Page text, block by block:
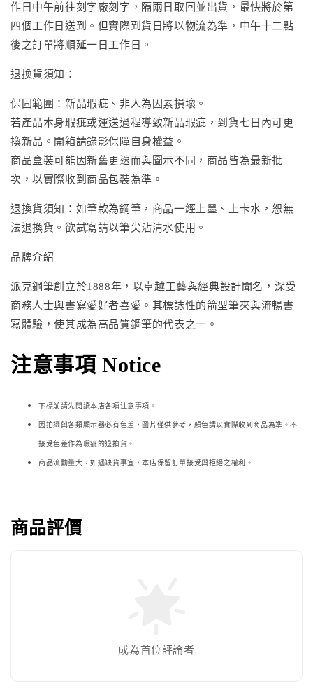
作日中午前往刻字廠刻字，隔兩日取回並出貨，最快將於第
四個工作日送到。但實際到貨日將以物流為準，中午十二點
後之訂單將順延一日工作日。
退換貨須知：
保固範圍：新品瑕疵、非人為因素損壞。
若產品本身瑕疵或運送過程導致新品瑕疵，到貨七日內可更
換新品。開箱請錄影保障自身權益。
商品盒裝可能因新舊更迭而與圖示不同，商品皆為最新批
次，以實際收到商品包裝為準。
退換貨須知：如筆款為鋼筆，商品一經上墨、上卡水，恕無
法退換貨。欲試寫請以筆尖沾清水使用。
品牌介紹
派克鋼筆創立於1888年，以卓越工藝與經典設計聞名，深受
商務人士與書寫愛好者喜愛。其標誌性的箭型筆夾與流暢書
寫體驗，使其成為高品質鋼筆的代表之一。
注意事項 Notice
下標前請先閱讀本店各項注意事項。
因拍攝與各類顯示器必有色差，圖片僅供參考，顏色請以實際收到商品為準。不
接受色差作為瑕疵的退換貨。
商品流動量大，如遇缺貨事宜，本店保留訂單接受與拒絕之權利。
商品評價
成為首位評論者